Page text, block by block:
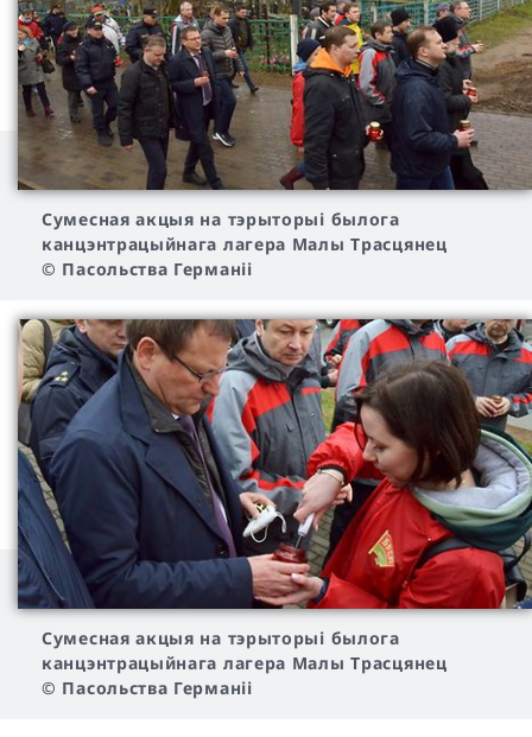
Cумесная акцыя на тэрыторыі былога
канцэнтрацыйнага лагера Малы Трасцянец
© Пасольства Германіі
Cумесная акцыя на тэрыторыі былога
канцэнтрацыйнага лагера Малы Трасцянец
© Пасольства Германіі